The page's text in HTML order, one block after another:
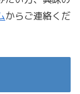
からご連絡くだ